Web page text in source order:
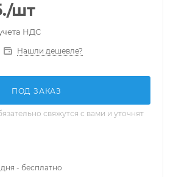
/шт
НДС
Нашли дешевле?
ПОД ЗАКАЗ
свяжутся с вами и уточнят
- бесплатно